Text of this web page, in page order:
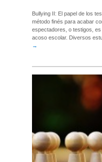
Bullying II: El papel de los
método finés para acabar
espectadores, o testigos,
acoso escolar. Diversos
→